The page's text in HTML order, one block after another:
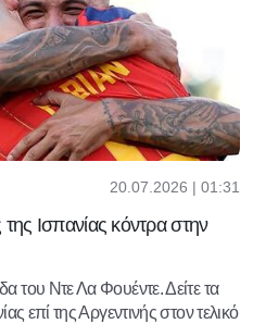
20.07.2026 | 01:31
Ισπανίας κόντρα στην
του Ντε Λα Φουέντε. Δείτε τα
επί της Αργεντινής στον τελικό